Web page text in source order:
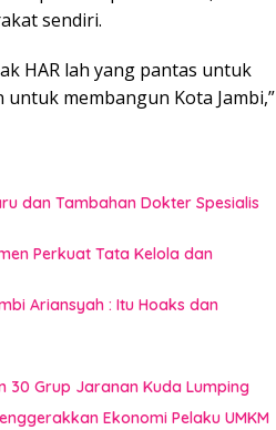
sendiri.
HAR lah yang pantas untuk
membangun Kota Jambi,”
dan Tambahan Dokter Spesialis
Perkuat Tata Kelola dan
Ariansyah : Itu Hoaks dan
30 Grup Jaranan Kuda Lumping
Ekonomi Pelaku UMKM